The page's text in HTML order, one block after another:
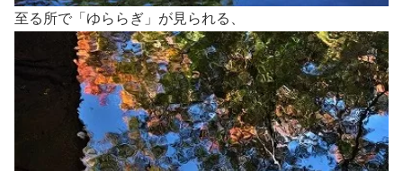
至る所で「ゆららぎ」が見られる、